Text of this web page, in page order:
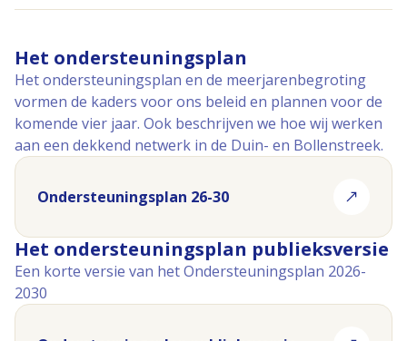
Het ondersteuningsplan
Het ondersteuningsplan en de meerjarenbegroting
vormen de kaders voor ons beleid en plannen voor de
komende vier jaar. Ook beschrijven we hoe wij werken
aan een dekkend netwerk in de Duin- en Bollenstreek.
Ondersteuningsplan 26-30
(opent in nieuw tabblad)
Het ondersteuningsplan publieksversie
Een korte versie van het Ondersteuningsplan 2026-
2030